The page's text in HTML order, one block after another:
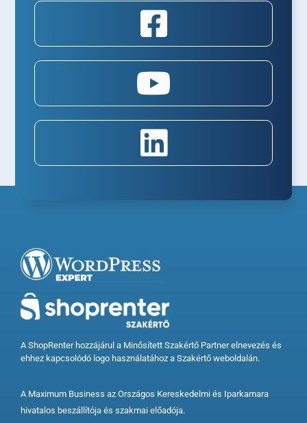
A ShopRenter hozzájárul a Minősített Szakértő Partner elnevezés és
ehhez kapcsolódó logo használatához a Szakértő weboldalán.
A Maximum Business az Országos Kereskedelmi és Iparkamara
hivatalos beszállítója és szakmai előadója.